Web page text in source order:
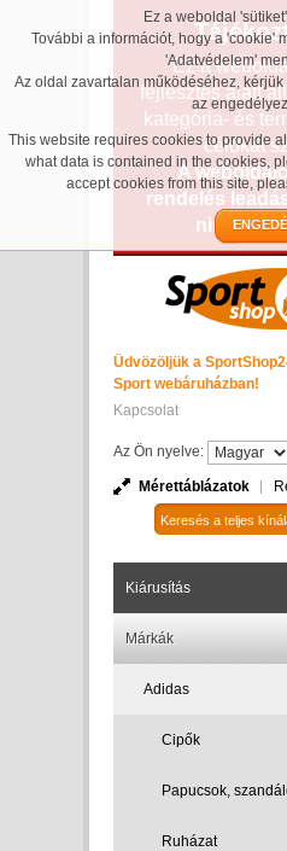
Ez a weboldal
További a információt, hogy a 'cookie'
'Adatvédelem'
Az oldal zavartalan működéséhez,
az
This website requires cookies to provide
what data is contained in the cookies,
accept cookies from this site,
Ez a
fejlesztés alatt
kategória- és
célokat
A
rendelés
nincs
Üdvözöljük a
Sport webáruházban!
Kapcsolat
Az Ön nyelve:
Mérettáblázatok
Kiárusítás
Márkák
Adidas
Cipők
Papucsok,
Ruházat